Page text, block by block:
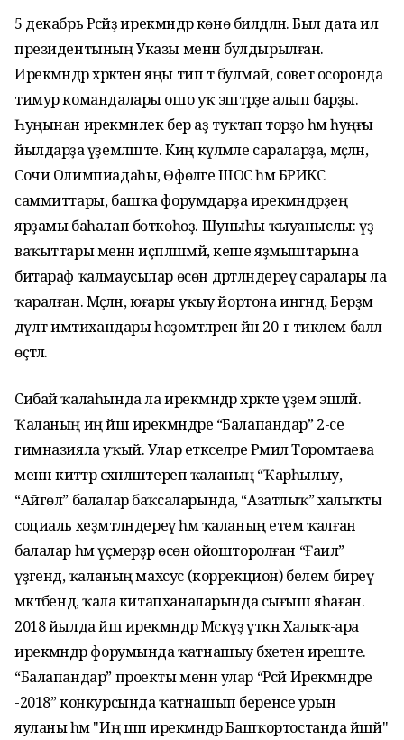
5 декабрь Рәсәйҙә ирекмәндәр көнө билдәләнә. Был дата ил
президентының Указы менән булдырылған.
Ирекмәндәр хәрәкәтен яңы тип тә булмай, совет осоронда
тимур командалары ошо уҡ эштәрҙе алып барҙы.
Һуңынан ирекмәнлек бер аҙ туҡтап торҙо һәм һуңғы
йылдарҙа әүҙемләште. Киң күләмле сараларҙа, мәҫәлән,
Сочи Олимпиадаһы, Өфөләге ШОС һәм БРИКС
саммиттары, башҡа форумдарҙа ирекмәндәрҙең
ярҙамы баһалап бөткөһөҙ. Шуныһы ҡыуаныслы: үҙ
ваҡыттары менән иҫәпләшмәй, кеше яҙмыштарына
битараф ҡалмаусылар өсөн дәртләндереү саралары ла
ҡаралған. Мәҫәлән, юғары уҡыу йортона ингәндә, Берҙәм
дәүләт имтихандары һөҙөмтәләренә йәнә 20-гә тиклем балл
өҫтәлә.
Сибай ҡалаһында ла ирекмәндәр хәрәкәте әүҙем эшләй.
Ҡаланың иң йәш ирекмәндәре “Балапандар” 2-се
гимназияла уҡый. Улар етәкселәре Рәмилә Торомтаева
менән әкиәттәр сәхнәләштереп ҡаланың “Ҡарһылыу,
“Айгөл” балалар баҡсаларында, “Азатлыҡ” халыҡты
социаль хеҙмәтләндереү һәм ҡаланың етем ҡалған
балалар һәм үҫмерҙәр өсөн ойошторолған “Ғаилә”
үҙәгендә, ҡаланың махсус (коррекцион) белем биреү
мәктәбендә, ҡала китапханаларында сығыш яһаған.
2018 йылда йәш ирекмәндәр Мәскәүҙә үткән Халыҡ-ара
ирекмәндәр форумында ҡатнашыу бәхетенә иреште.
“Балапандар” проекты менән улар “Рәсәй Ирекмәндәре
-2018” конкурсында ҡатнашып беренсе урын
яуланы һәм "Иң шәп ирекмәндәр Башҡортостанда йәшәй"